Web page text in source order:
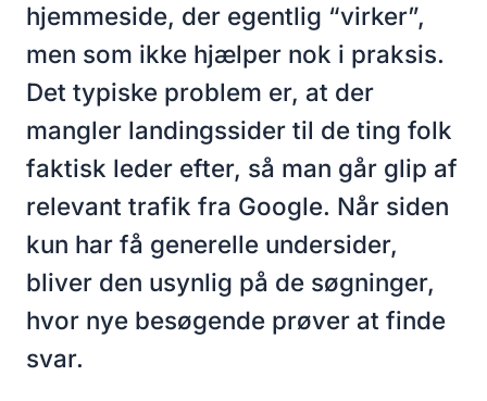
hjemmeside, der egentlig “virker”,
men som ikke hjælper nok i praksis.
Det typiske problem er, at der
mangler landingssider til de ting folk
faktisk leder efter, så man går glip af
relevant trafik fra Google. Når siden
kun har få generelle undersider,
bliver den usynlig på de søgninger,
hvor nye besøgende prøver at finde
svar.